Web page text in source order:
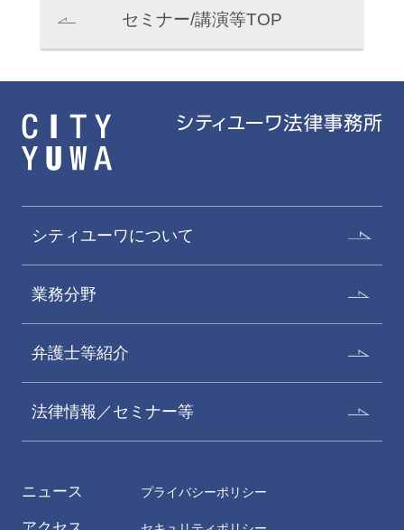
セミナー/講演等TOP
シティユーワについて
業務分野
弁護士等紹介
法律情報／セミナー等
ニュース プライバシーポリシー